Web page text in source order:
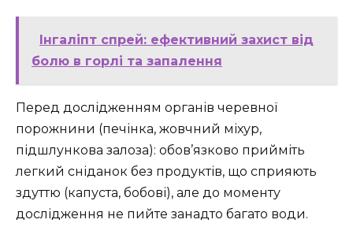
Інгаліпт спрей: ефективний захист від
болю в горлі та запалення
Перед дослідженням органів черевної
порожнини (печінка, жовчний міхур,
підшлункова залоза): обов’язково прийміть
легкий сніданок без продуктів, що сприяють
здуттю (капуста, бобові), але до моменту
дослідження не пийте занадто багато води.